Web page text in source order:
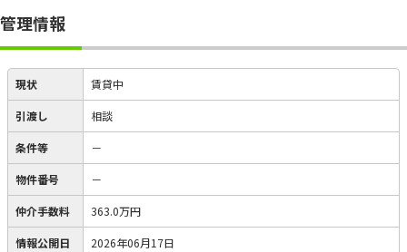
管理情報
現状 賃貸中
引渡し 相談
条件等 －
物件番号 －
仲介手数料 363.0万円
情報公開日 2026年06月17日